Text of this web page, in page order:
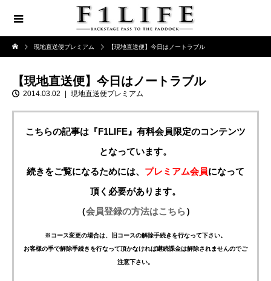
現地直送便プレミアム 【現地直送便】今日はノートラブル
【現地直送便】今日はノートラブル
2014.03.02 現地直送便プレミアム
こちらの記事は『F1LIFE』有料会員限定のコンテンツ
となっています。
続きをご覧になるためには、 プレミアム会員になって
頂く必要があります。
（会員登録の方法はこちら）
※コース変更の場合は、旧コースの解除手続きを行なって下さい。
お客様の手で解除手続きを行なって頂かなければ継続課金は解除されませんのでご
注意下さい。